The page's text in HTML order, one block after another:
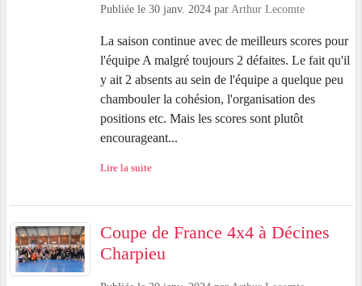
Publiée le 30 janv. 2024 par Arthur Lecomte
La saison continue avec de meilleurs scores pour
l'équipe A malgré toujours 2 défaites. Le fait qu'il
y ait 2 absents au sein de l'équipe a quelque peu
chambouler la cohésion, l'organisation des
positions etc. Mais les scores sont plutôt
encourageant...
Lire la suite
Coupe de France 4x4 à Décines
Charpieu